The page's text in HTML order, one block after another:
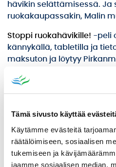
Tämä sivusto käyttää
Käytämme evästeitä
räätälöimiseen, sosiaalisen
tukemiseen ja
jaamme sosiaalisen median,
hävikin selättämisessä. Ja
ruokakaupassakin, Malin
Stoppi ruokahävikille! -peli
kännykällä, tabletilla ja
maksuton ja löytyy
pelisivuilta:
myös oletko sinä
Hauskoja pelihetkiä!
Lisätietoja Pirkanmaan
ympäristökouluttaja Liisa